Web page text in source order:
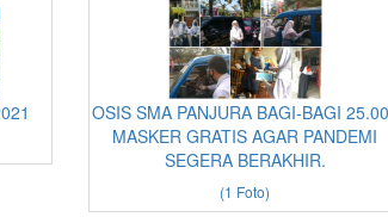
OSIS SMA PANJURA BAGI-BAGI 25.000
MASKER GRATIS AGAR PANDEMI
SEGERA BERAKHIR.
(1 Foto)